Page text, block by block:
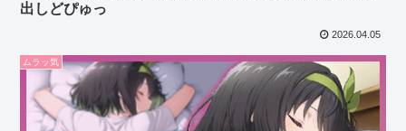
出しどぴゅっ
2026.04.05
ムラッ気